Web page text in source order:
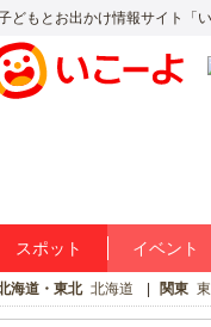
どもとお出かけ情報サイト「
スポット イベント
海道・東北 北海道 関東